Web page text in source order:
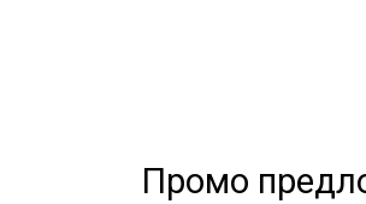
Промо